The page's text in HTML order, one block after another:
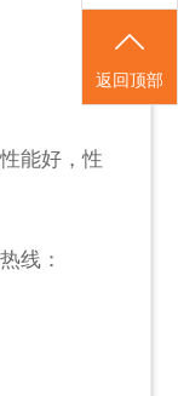
能好，性
线：
返回顶部